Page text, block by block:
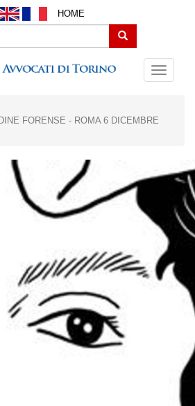
HOME
Search
FORENSE - ROMA 6 DICEMBRE